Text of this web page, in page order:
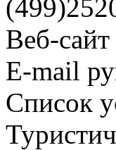
Веб-сайт
E-mail
Список